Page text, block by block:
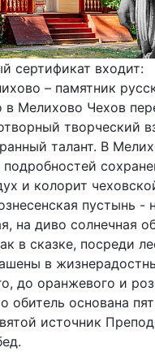
сертификат входит:
– памятник
в Мелихово Чехов
творческий
талант. В
и колорит
пустынь -
на диво солнечная
в сказке, посреди
в
до оранжевого и
обитель основана
источник